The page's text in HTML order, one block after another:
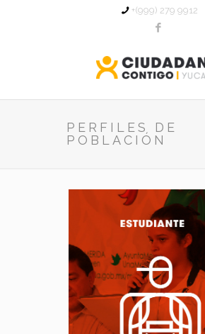
+(999) 279 9912
PERFILES DE
POBLACIÓN